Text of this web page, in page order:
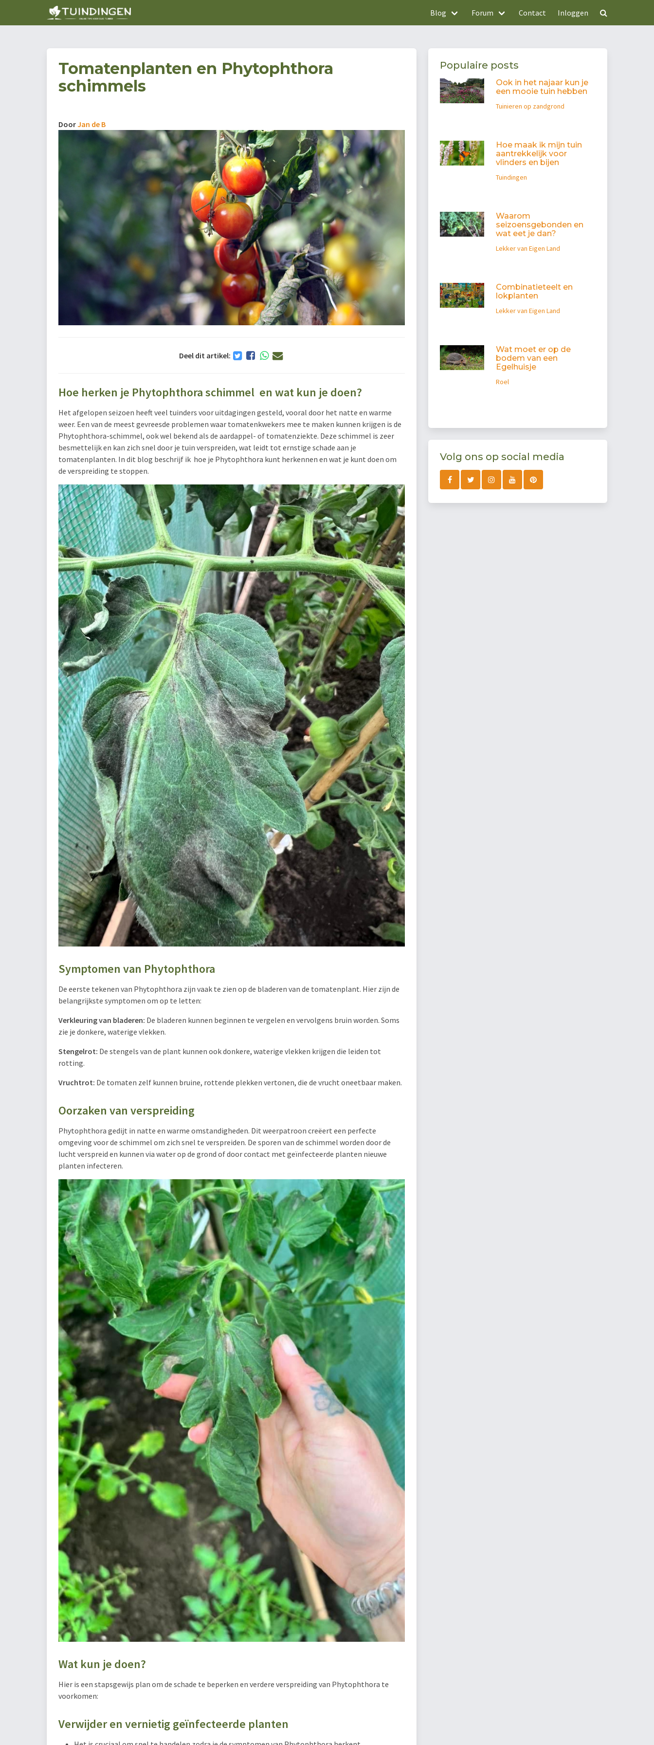
Blog Forum Contact Inloggen
Tomatenplanten en Phytophthora
schimmels
DoorJan de B
Deel dit artikel:
Hoe herken je Phytophthora schimmel en wat kun je doen?
Het afgelopen seizoen heeft veel tuinders voor uitdagingen gesteld, vooral door het natte en warme
weer. Een van de meest gevreesde problemen waar tomatenkwekers mee te maken kunnen krijgen is de
Phytophthora-schimmel, ook wel bekend als de aardappel- of tomatenziekte. Deze schimmel is zeer
besmettelijk en kan zich snel door je tuin verspreiden, wat leidt tot ernstige schade aan je
tomatenplanten. In dit blog beschrijf ik hoe je Phytophthora kunt herkennen en wat je kunt doen om
de verspreiding te stoppen.
Symptomen van Phytophthora
De eerste tekenen van Phytophthora zijn vaak te zien op de bladeren van de tomatenplant. Hier zijn de
belangrijkste symptomen om op te letten:
Verkleuring van bladeren: De bladeren kunnen beginnen te vergelen en vervolgens bruin worden. Soms
zie je donkere, waterige vlekken.
Stengelrot: De stengels van de plant kunnen ook donkere, waterige vlekken krijgen die leiden tot
rotting.
Vruchtrot: De tomaten zelf kunnen bruine, rottende plekken vertonen, die de vrucht oneetbaar maken.
Oorzaken van verspreiding
Phytophthora gedijt in natte en warme omstandigheden. Dit weerpatroon creëert een perfecte
omgeving voor de schimmel om zich snel te verspreiden. De sporen van de schimmel worden door de
lucht verspreid en kunnen via water op de grond of door contact met geïnfecteerde planten nieuwe
planten infecteren.
Wat kun je doen?
Hier is een stapsgewijs plan om de schade te beperken en verdere verspreiding van Phytophthora te
voorkomen:
Verwijder en vernietig geïnfecteerde planten
Populaire posts
Ook in het najaar kun je
een mooie tuin hebben
Tuinieren op zandgrond
Hoe maak ik mijn tuin
aantrekkelijk voor
vlinders en bijen
Tuindingen
Waarom
seizoensgebonden en
wat eet je dan?
Lekker van Eigen Land
Combinatieteelt en
lokplanten
Lekker van Eigen Land
Wat moet er op de
bodem van een
Egelhuisje
Roel
Volg ons op social media